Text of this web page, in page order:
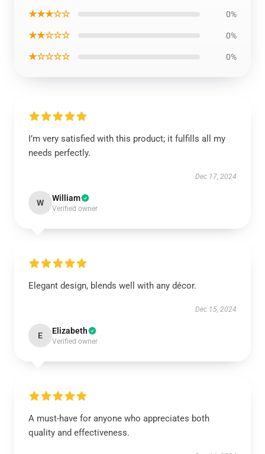
★★★☆☆ 0%
★★☆☆☆ 0%
★☆☆☆☆ 0%
I’m very satisfied with this product; it fulfills all my
needs perfectly.
Dec 17, 2024
W William
Verified owner
Elegant design, blends well with any décor.
Dec 15, 2024
E Elizabeth
Verified owner
A must-have for anyone who appreciates both
quality and effectiveness.